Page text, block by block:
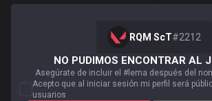
RQM ScT#2212
NO PUDIMOS ENCONTRAR AL
Asegúrate de incluir el #lema después del
Acepto que al iniciar sesión mi perfil será
usuarios